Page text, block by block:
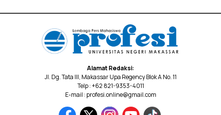
Alamat Redaksi:
Jl. Dg. Tata III, Makassar Upa Regency Blok A No. 11
Telp : +62 821-9353-4011
E-mail : profesi.online@gmail.com